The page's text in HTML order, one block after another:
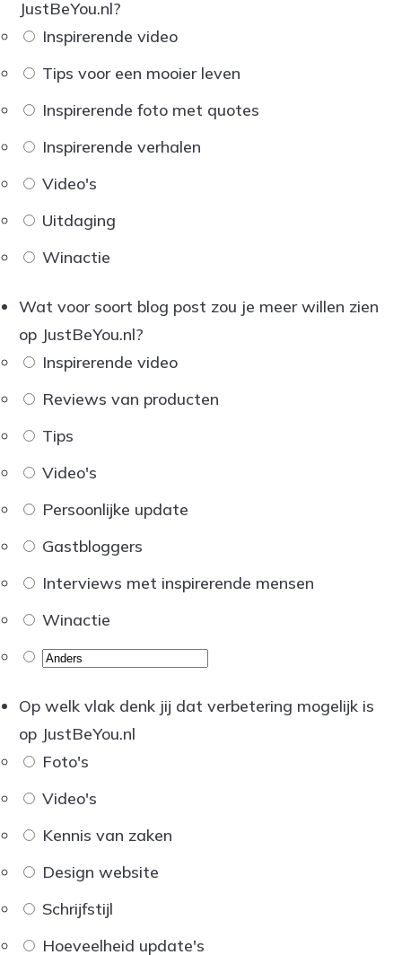
JustBeYou.nl?
Inspirerende video
Tips voor een mooier leven
Inspirerende foto met quotes
Inspirerende verhalen
Video's
Uitdaging
Winactie
Wat voor soort blog post zou je meer willen zien
op JustBeYou.nl?
Inspirerende video
Reviews van producten
Tips
Video's
Persoonlijke update
Gastbloggers
Interviews met inspirerende mensen
Winactie
Op welk vlak denk jij dat verbetering mogelijk is
op JustBeYou.nl
Foto's
Video's
Kennis van zaken
Design website
Schrijfstijl
Hoeveelheid update's